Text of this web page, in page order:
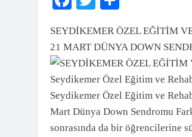
SEYDİKEMER ÖZEL EĞİTİM
21 MART DÜNYA DOWN
Seydikemer Özel Eğitim ve
Seydikemer Özel Eğitim ve
Mart Dünya Down Sendromu
sonrasında da bir öğrencilerine